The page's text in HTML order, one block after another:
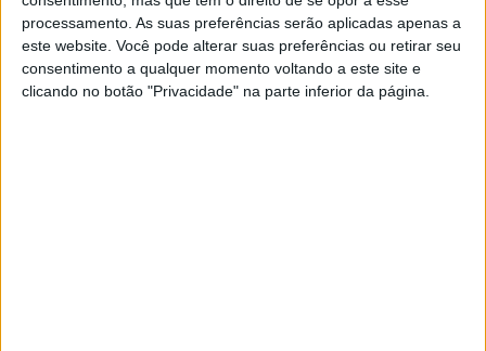
processamento. As suas preferências serão aplicadas apenas a
este website. Você pode alterar suas preferências ou retirar seu
consentimento a qualquer momento voltando a este site e
clicando no botão "Privacidade" na parte inferior da página.